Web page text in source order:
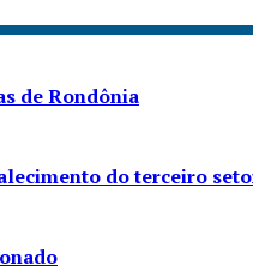
de Rondônia
do terceiro